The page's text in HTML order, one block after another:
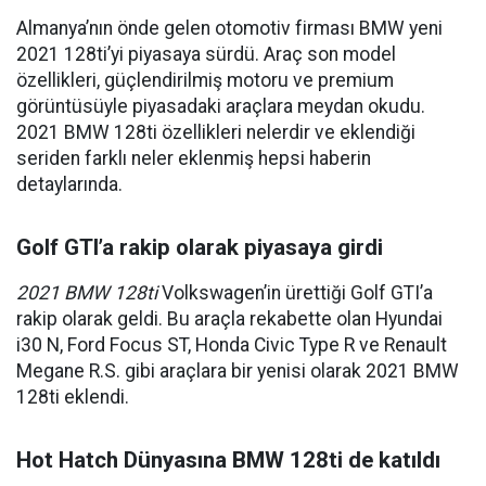
Almanya’nın önde gelen otomotiv firması BMW yeni
2021 128ti’yi piyasaya sürdü. Araç son model
özellikleri, güçlendirilmiş motoru ve premium
görüntüsüyle piyasadaki araçlara meydan okudu.
2021 BMW 128ti özellikleri nelerdir ve eklendiği
seriden farklı neler eklenmiş hepsi haberin
detaylarında.
Golf GTI’a rakip olarak piyasaya girdi
2021 BMW 128tiVolkswagen’in ürettiği Golf GTI’a
rakip olarak geldi. Bu araçla rekabette olan Hyundai
i30 N, Ford Focus ST, Honda Civic Type R ve Renault
Megane R.S. gibi araçlara bir yenisi olarak 2021 BMW
128ti eklendi.
Hot Hatch Dünyasına BMW 128ti de katıldı